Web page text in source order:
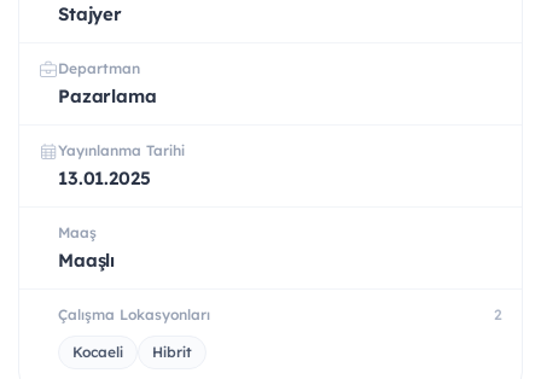
Stajyer
Departman
Pazarlama
Yayınlanma Tarihi
13.01.2025
Maaş
Maaşlı
Çalışma Lokasyonları 2
Kocaeli Hibrit